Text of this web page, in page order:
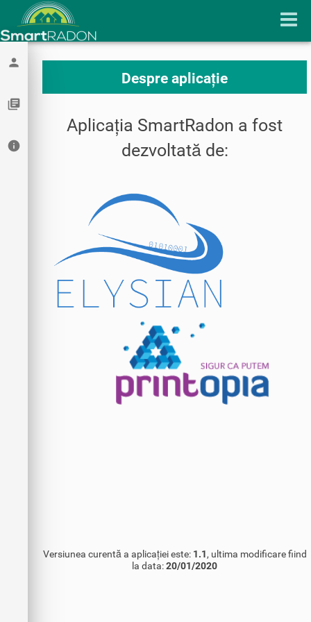
person
library_books
info
Despre aplicație
Aplicația SmartRadon a fost
dezvoltată de:
Versiunea curentă a aplicației este: 1.1, ultima modificare fiind
la data:20/01/2020